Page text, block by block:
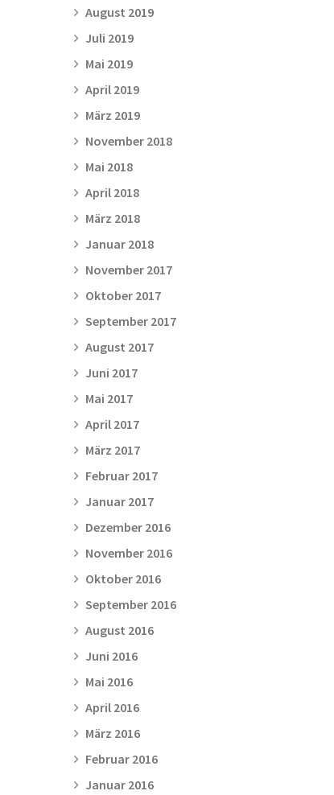
August 2019
Juli 2019
Mai 2019
April 2019
März 2019
November 2018
Mai 2018
April 2018
März 2018
Januar 2018
November 2017
Oktober 2017
September 2017
August 2017
Juni 2017
Mai 2017
April 2017
März 2017
Februar 2017
Januar 2017
Dezember 2016
November 2016
Oktober 2016
September 2016
August 2016
Juni 2016
Mai 2016
April 2016
März 2016
Februar 2016
Januar 2016